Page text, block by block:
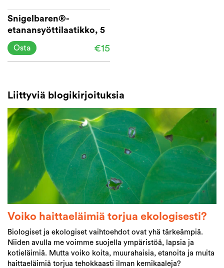
Snigelbaren®-
etanansyöttilaatikko, 5
kpl pakkaus
€15
Osta
Liittyviä blogikirjoituksia
Voiko haittaeläimiä torjua ekologisesti?
Biologiset ja ekologiset vaihtoehdot ovat yhä tärkeämpiä.
Niiden avulla me voimme suojella ympäristöä, lapsia ja
kotieläimiä. Mutta voiko koita, muurahaisia, etanoita ja muita
haittaeläimiä torjua tehokkaasti ilman kemikaaleja?